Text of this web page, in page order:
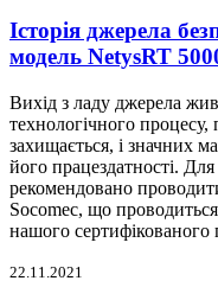
Історія джерела
модель NetysRT
Вихід з ладу джерела
технологічного
захищається, і значних
його працездатності.
рекомендовано
Socomec, що
нашого сертифікованого
22.11.2021